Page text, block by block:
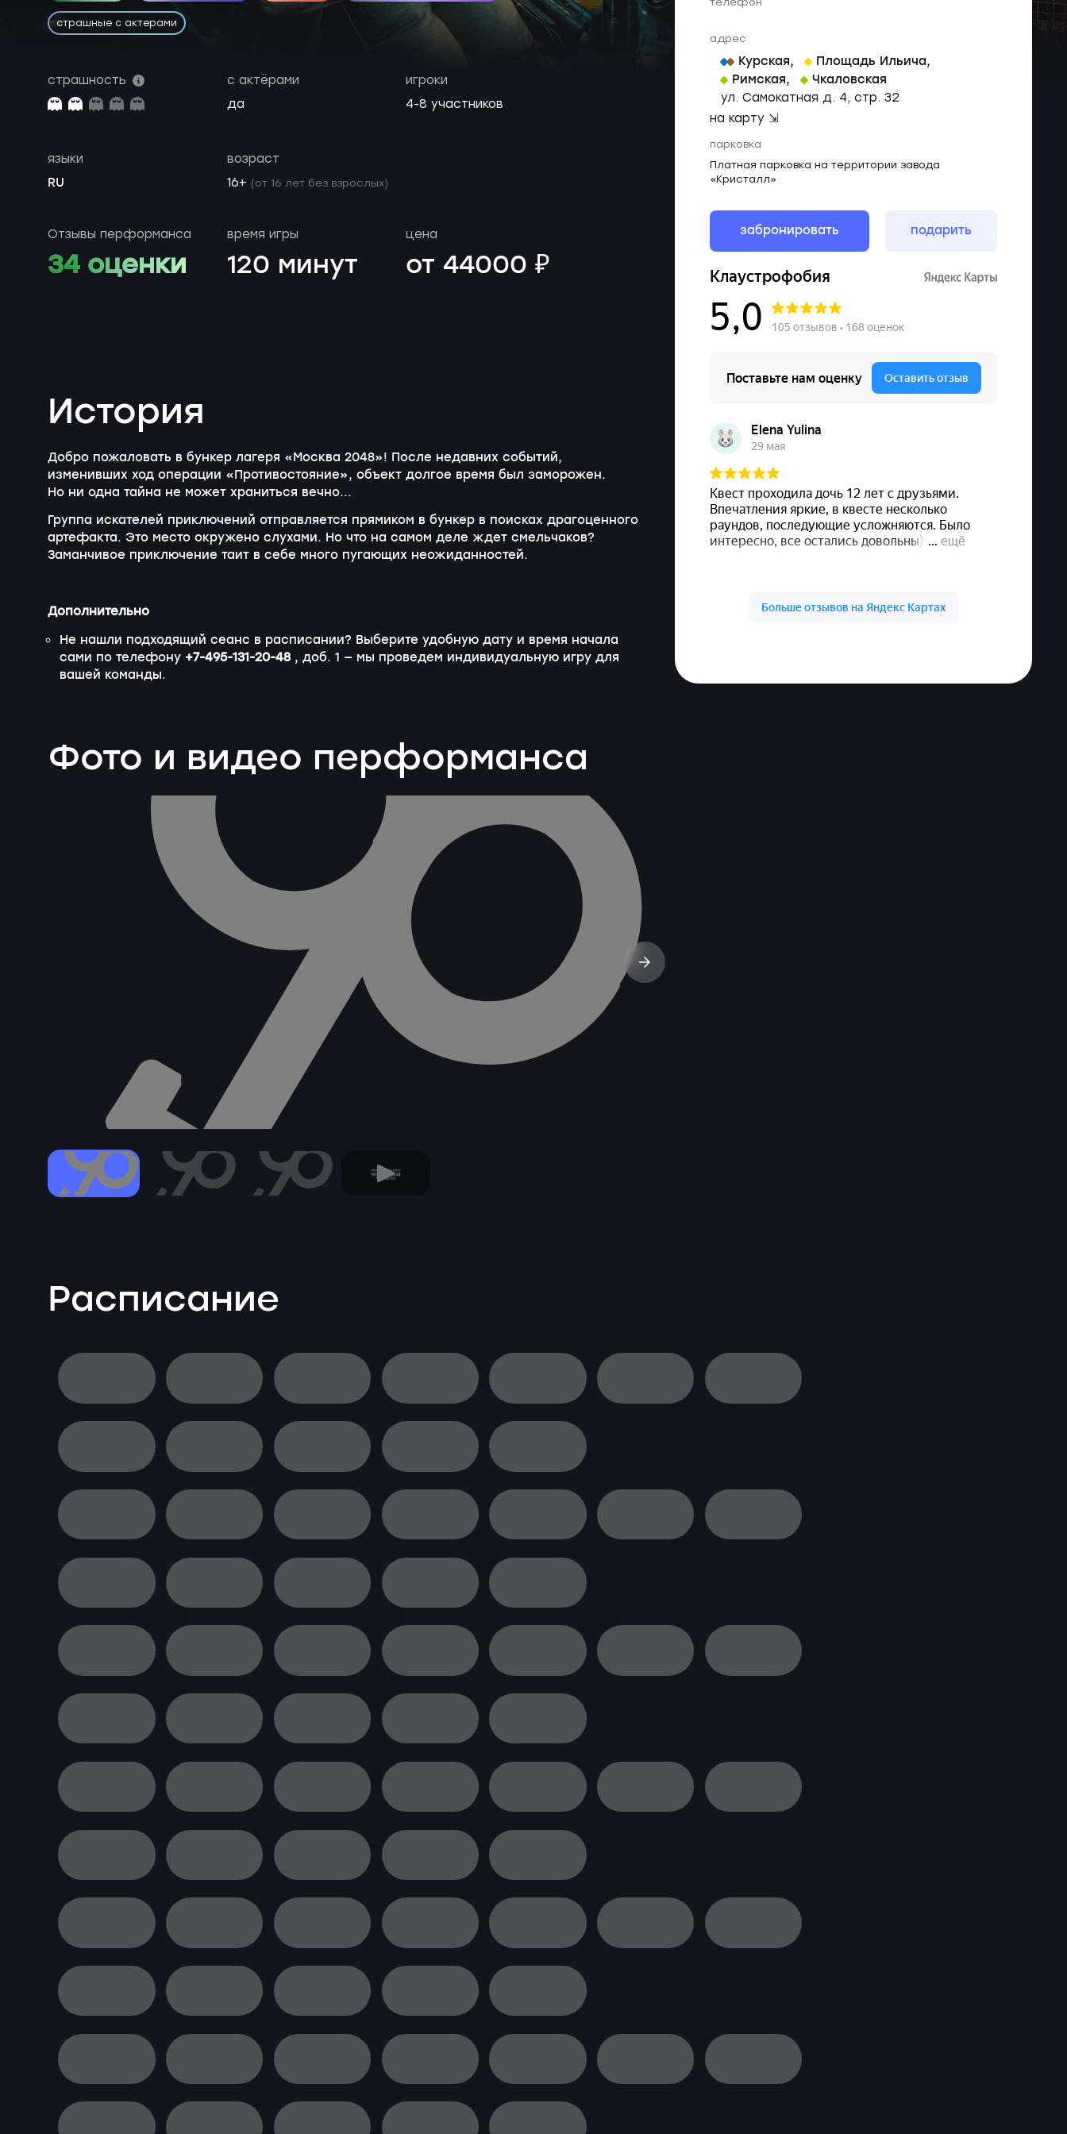
страшные с актерами
адрес
Курская, Площадь Ильича,
Римская, Чкаловская
ул. Самокатная д. 4, стр. 32
на карту ⇲
парковка
Платная парковка на территории завода
«Кристалл»
забронировать подарить
страшность
с актёрами
да
игроки
4-8 участников
языки
RU
возраст
16+ (от 16 лет без взрослых)
Отзывы перформанса
34 оценки
время игры
120 минут
цена
от 44000 ₽
История
Добро пожаловать в бункер лагеря «Москва 2048»! После недавних событий,
изменивших ход операции «Противостояние», объект долгое время был заморожен.
Но ни одна тайна не может храниться вечно...
Группа искателей приключений отправляется прямиком в бункер в поисках драгоценного
артефакта. Это место окружено слухами. Но что на самом деле ждет смельчаков?
Заманчивое приключение таит в себе много пугающих неожиданностей.
Дополнительно
Не нашли подходящий сеанс в расписании? Выберите удобную дату и время начала
сами по телефону +7-495-131-20-48 , доб. 1 — мы проведем индивидуальную игру для
вашей команды.
Фото и видео перформанса
Расписание